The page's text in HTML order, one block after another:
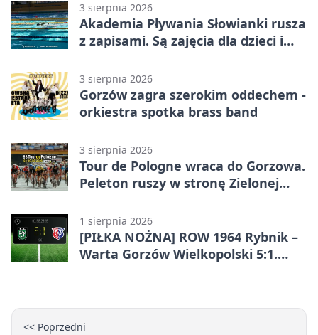
3 sierpnia 2026
Akademia Pływania Słowianki rusza
z zapisami. Są zajęcia dla dzieci i
3 sierpnia 2026
Gorzów zagra szerokim oddechem -
orkiestra spotka brass band
3 sierpnia 2026
Tour de Pologne wraca do Gorzowa.
Peleton ruszy w stronę Zielonej
1 sierpnia 2026
[PIŁKA NOŻNA] ROW 1964 Rybnik –
Warta Gorzów Wielkopolski 5:1.
<< Poprzedni